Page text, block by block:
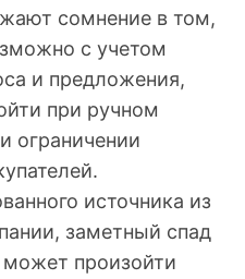
сомнение в том,
с учетом
и предложения,
при ручном
ограничении
источника из
заметный спад
может произойти